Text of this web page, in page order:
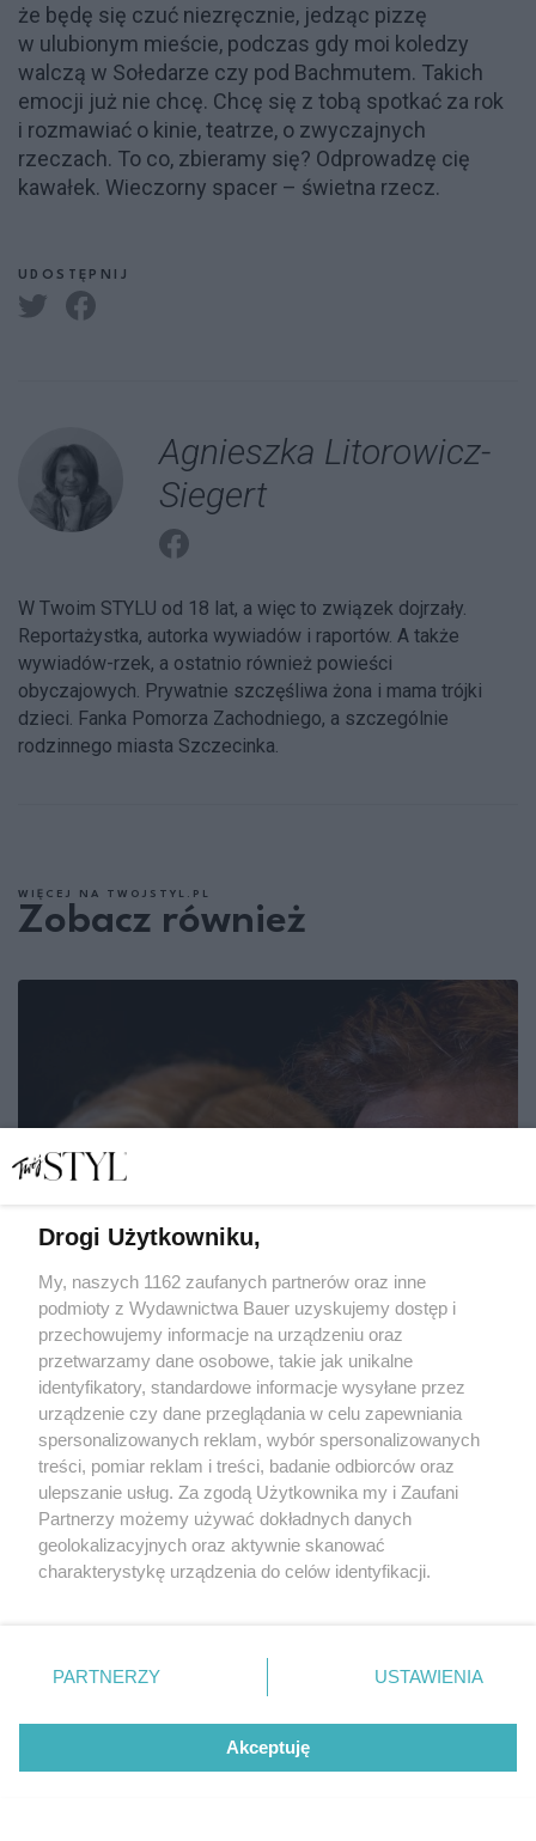
że będę się czuć niezręcznie, jedząc pizzę
w ulubionym mieście, podczas gdy moi koledzy
walczą w Sołedarze czy pod Bachmutem. Takich
emocji już nie chcę. Chcę się z tobą spotkać za rok
i rozmawiać o kinie, teatrze, o zwyczajnych
rzeczach. To co, zbieramy się? Odprowadzę cię
kawałek. Wieczorny spacer – świetna rzecz.
UDOSTĘPNIJ
Agnieszka Litorowicz-
Siegert
W Twoim STYLU od 18 lat, a więc to związek dojrzały.
Reportażystka, autorka wywiadów i raportów. A także
wywiadów-rzek, a ostatnio również powieści
obyczajowych. Prywatnie szczęśliwa żona i mama trójki
dzieci. Fanka Pomorza Zachodniego, a szczególnie
rodzinnego miasta Szczecinka.
WIĘCEJ NA TWOJSTYL.PL
Zobacz również
Drogi Użytkowniku,
My, naszych 1162 zaufanych partnerów oraz inne
podmioty z Wydawnictwa Bauer uzyskujemy dostęp i
przechowujemy informacje na urządzeniu oraz
przetwarzamy dane osobowe, takie jak unikalne
identyfikatory, standardowe informacje wysyłane przez
urządzenie czy dane przeglądania w celu zapewniania
spersonalizowanych reklam, wybór spersonalizowanych
treści, pomiar reklam i treści, badanie odbiorców oraz
ulepszanie usług. Za zgodą Użytkownika my i Zaufani
Partnerzy możemy używać dokładnych danych
geolokalizacyjnych oraz aktywnie skanować
charakterystykę urządzenia do celów identyfikacji.
zmienić/wycofać klikając przycisk ustawień prywatności
znajdujący się w lewym dolnym rogu strony
rodzaje przetwarzania danych nie wymagają zgody
użytkownika, ale masz prawo sprzeciwić się takiemu
PARTNERZY USTAWIENIA
Akceptuję